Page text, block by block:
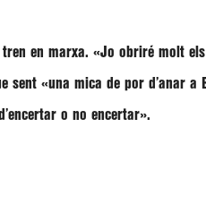
en marxa. «Jo obriré molt
sent «una mica de por d’anar a
o no encertar».